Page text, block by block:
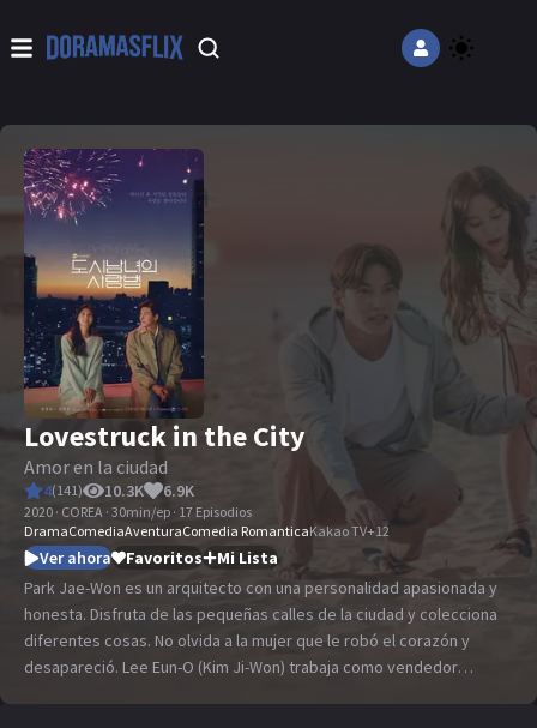
Lovestruck in the City
Amor en la ciudad
4(141) 10.3K 6.9K
2020 · COREA · 30min/ep · 17 Episodios
DramaComediaAventuraComedia RomanticaKakao TV+12
Ver ahora Favoritos
Mi Lista
Park Jae-Won es un arquitecto con una personalidad apasionada y
honesta. Disfruta de las pequeñas calles de la ciudad y colecciona
diferentes cosas. No olvida a la mujer que le robó el corazón y
desapareció. Lee Eun-O (Kim Ji-Won) trabaja como vendedor